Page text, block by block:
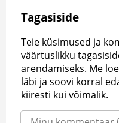
Tagasiside
Teie küsimused ja
väärtuslikku
arendamiseks. Me
läbi ja soovi korral
kiiresti kui võimalik.